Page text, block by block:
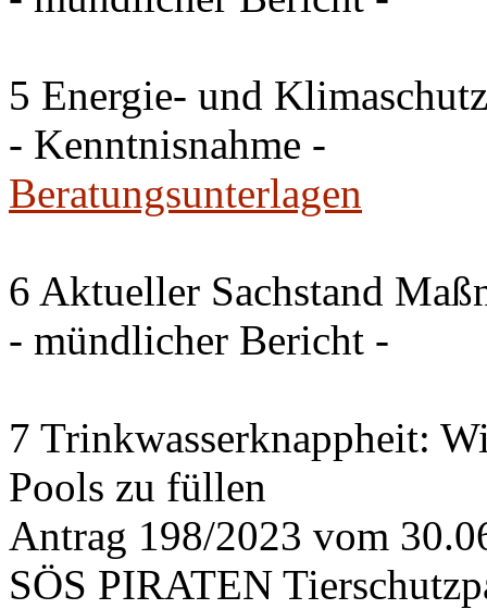
5 Energie- und
- Kenntnisnahme -
Beratungsunterlagen
6 Aktueller Sachstand
- mündlicher Bericht -
7 Trinkwasserknappheit:
Pools zu füllen
Antrag 198/2023 vom
SÖS PIRATEN